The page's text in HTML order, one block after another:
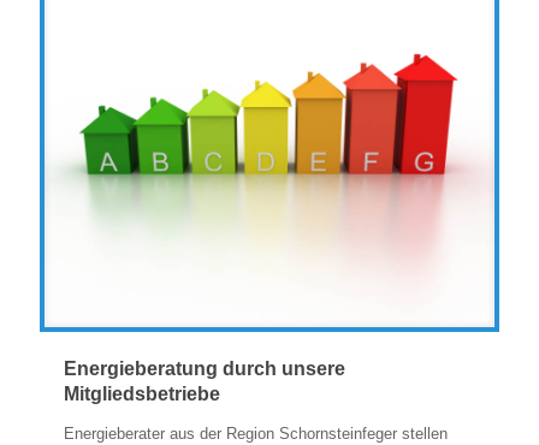
Energieberatung durch unsere
Mitgliedsbetriebe
Energieberater aus der Region Schornsteinfeger stellen